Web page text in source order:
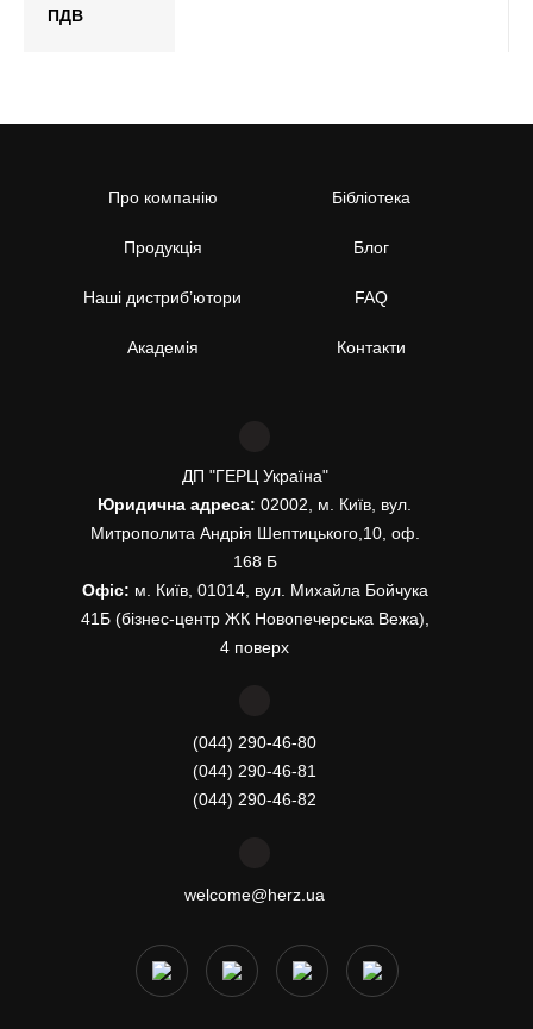
ПДВ
Про компанію
Продукція
Наші дистриб’ютори
Академія
Бібліотека
Блог
FAQ
Контакти
ДП "ГЕРЦ Україна"
Юридична адреса: 02002, м. Київ, вул.
Митрополита Андрія Шептицького,10, оф.
168 Б
Офіс: м. Київ, 01014, вул. Михайла Бойчука
41Б (бізнес-центр ЖК Новопечерська Вежа),
4 поверх
(044) 290-46-80
(044) 290-46-81
(044) 290-46-82
welcome@herz.ua